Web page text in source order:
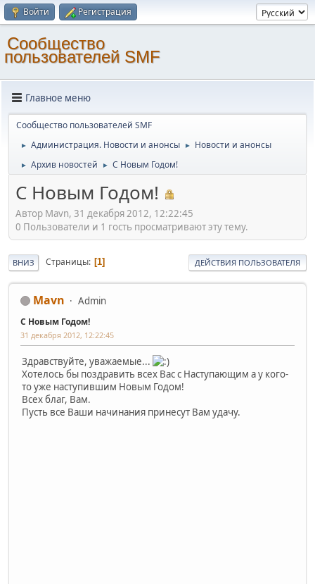
Войти Регистрация
Cообщество
пользователей SMF
Главное меню
Cообщество пользователей SMF
► Администрация. Новости и анонсы ► Новости и анонсы
► Архив новостей ► С Новым Годом!
С Новым Годом!
Автор Mavn, 31 декабря 2012, 12:22:45
0 Пользователи и 1 гость просматривают эту тему.
ВНИЗ Страницы 1 ДЕЙСТВИЯ ПОЛЬЗОВАТЕЛЯ
Mavn Admin
С Новым Годом!
31 декабря 2012, 12:22:45
Здравствуйте, уважаемые...
Хотелось бы поздравить всех Вас с Наступающим а у кого-
то уже наступившим Новым Годом!
Всех благ, Вам.
Пусть все Ваши начинания принесут Вам удачу.